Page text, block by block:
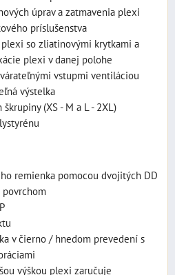
úprav a zatmavenia plexi
príslušenstva
so zliatinovými krytkami a
plexi v danej polohe
vstupmi ventiláciou
výstelka
(XS - M a L - 2XL)
remienka pomocou dvojitých DD
povrchom
v čierno / hnedom prevedení s
výškou plexi zaručuje